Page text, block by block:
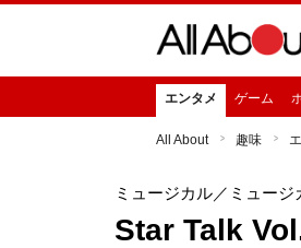
エンタメ ゲーム
All About 趣味
ミュージカル／ミュー
Star Talk